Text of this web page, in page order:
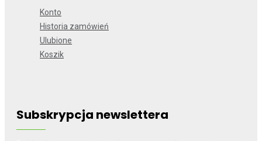
Konto
Historia zamówień
Ulubione
Koszik
Subskrypcja newslettera